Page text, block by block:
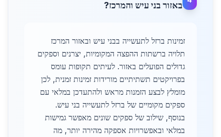
באזור בני עיש והמרכז?
זמינות ברזל לתעשייה בבני עיש ובאזור המרכז
תלויה ברשתות ההפצה המקומיות, יצרנים וספקים
גדולים הפועלים באזור. לעיתים תקופות עומס
בפרויקטים תשתיתיים מורידות זמינות זמנית, לכן
מומלץ לבצע הזמנות מראש ולהתעדכן במלאי עם
ספקים מקומיים של ברזל לתעשייה בני עיש.
בנוסף, שילוב של ספקים שונים מאפשר גמישות
במלאי ובאפשרויות אספקה מהירה יותר, מה